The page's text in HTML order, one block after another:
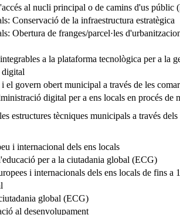
al nucli principal o de camins d'us públic
Conservació de la infraestructura estratègica
Obertura de franges/parcel·les
a la plataforma tecnològica per a la
digital
el govern obert municipal a través de les
digital per a ens locals en procés de
estructures tècniques municipals a través
i internacional dels ens locals
per a la ciutadania global (ECG)
i internacionals dels ens locals de fins a
global (ECG)
al desenvolupament